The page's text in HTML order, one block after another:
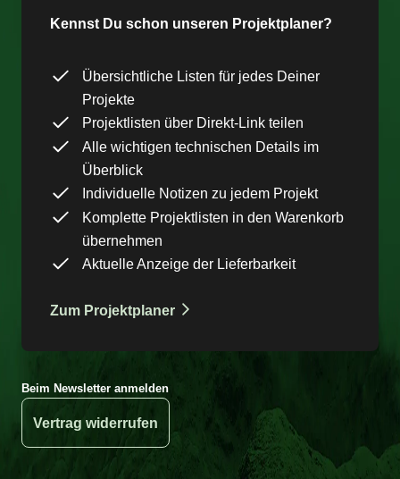
Kennst Du schon unseren Projektplaner?
Übersichtliche Listen für jedes Deiner
Projekte
Projektlisten über Direkt-Link teilen
Alle wichtigen technischen Details im
Überblick
Individuelle Notizen zu jedem Projekt
Komplette Projektlisten in den Warenkorb
übernehmen
Aktuelle Anzeige der Lieferbarkeit
Zum Projektplaner
Beim Newsletter anmelden
Vertrag widerrufen